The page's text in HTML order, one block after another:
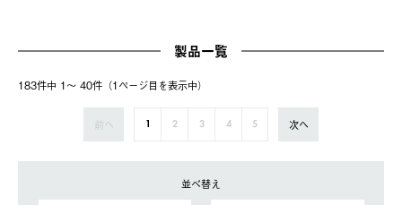
製品一覧
183件中 1〜 40件（1ページ⽬を表⽰中）
前へ 1 2 3 4 5 次へ
並べ替え